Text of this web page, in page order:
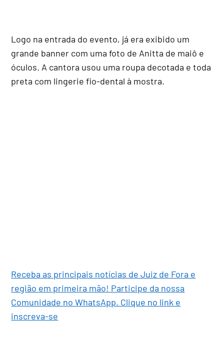
Logo na entrada do evento, já era exibido um
grande banner com uma foto de Anitta de maiô e
óculos. A cantora usou uma roupa decotada e toda
preta com lingerie fio-dental à mostra.
Receba as principais notícias de Juiz de Fora e
região em primeira mão! Participe da nossa
Comunidade no WhatsApp. Clique no link e
inscreva-se